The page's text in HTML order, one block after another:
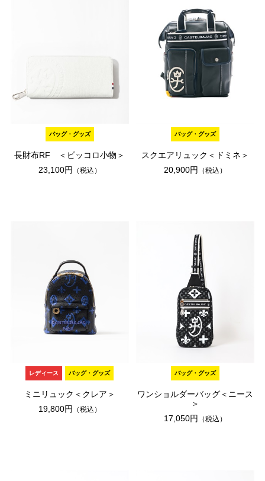
バッグ・グッズ
長財布RF ＜ピッコロ小物＞
23,100円
（税込）
バッグ・グッズ
スクエアリュック＜ドミネ＞
20,900円
（税込）
レディース バッグ・グッズ
ミニリュック＜クレア＞
19,800円
（税込）
バッグ・グッズ
ワンショルダーバッグ＜ニース
＞
17,050円
（税込）